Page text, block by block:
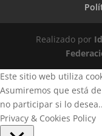
Realizado por
Este sitio web utiliza
Asumiremos que está
no participar si lo desea..
Privacy & Cookies Policy